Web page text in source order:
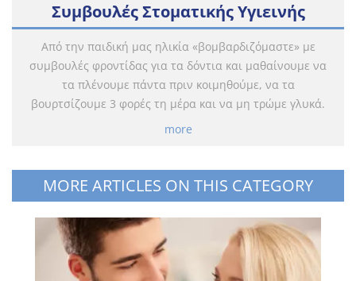
Συμβουλές Στοματικής Υγιεινής
Από την παιδική μας ηλικία «βομβαρδιζόμαστε» με
συμβουλές φροντίδας για τα δόντια και μαθαίνουμε να
τα πλένουμε πάντα πριν κοιμηθούμε, να τα
βουρτσίζουμε 3 φορές τη μέρα και να μη τρώμε γλυκά.
more
MORE ARTICLES ON THIS CATEGORY